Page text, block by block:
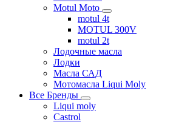
Motul Moto
motul 4t
MOTUL 300V
motul 2t
Лодочные масла
Лодки
Масла САД
Мотомасла Liqui Moly
Все Бренды
Liqui moly
Castrol